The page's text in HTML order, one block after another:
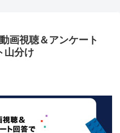
画視聴＆アンケート
山分け